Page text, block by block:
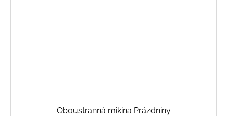
Oboustranná mikina Prázdniny